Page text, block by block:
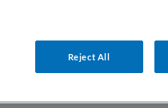
Reject All